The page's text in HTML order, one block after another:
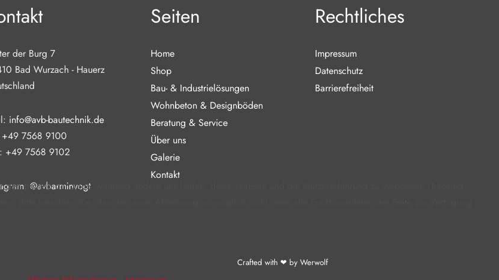
der Burg 7
Bad Wurzach - Hauerz
info@avb-bautechnik.de
+49 7568 9100
+49 7568 9102
@avbarminvogt
Seiten
Home
Shop
Bau- & Industrielösungen
Wohnbeton & Designböden
Beratung & Service
Über uns
Galerie
Kontakt
Rechtliches
Impressum
Datenschutz
Barrierefreiheit
Crafted with ❤ by Werwolf
Betrieb der Seite, während andere uns helfen, diese Website und die Nutzererfahrung zu verbessern (Tracking